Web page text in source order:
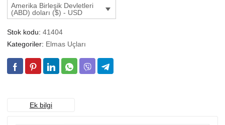
Amerika Birleşik Devletleri
(ABD) doları ($) - USD
Stok kodu: 41404
Kategoriler: Elmas Uçları
Ek bilgi